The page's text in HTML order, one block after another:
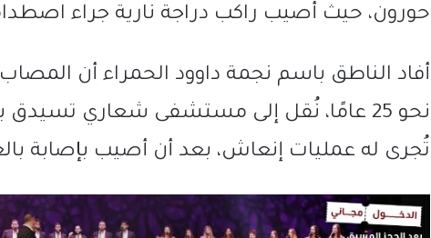
حورون، حيث أُصيب راكب دراجة نارية جراء
أفاد الناطق باسم نجمة داوود الحمراء أن
نحو 25 عامًا، نُقل إلى مستشفى شعاري تسيدق
تُجرى له عمليات إنعاش، بعد أن أصيب بإصابة